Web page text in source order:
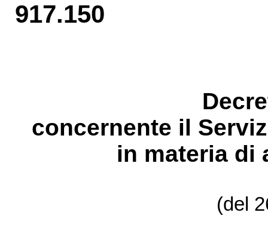
917.150
concernente il Ser
in materia di
(del